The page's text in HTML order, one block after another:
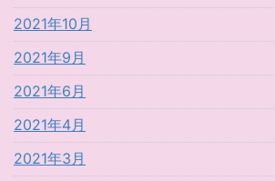
2021年10月
2021年9月
2021年6月
2021年4月
2021年3月